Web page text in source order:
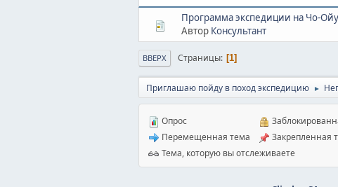
Программа экспедиции на Чо-
Автор Консультант
ВВЕРХ Страницы 1
Приглашаю пойду в поход экспедицию ►
Опрос
Перемещенная тема
Закрепленная
Тема, которую вы отслеживаете